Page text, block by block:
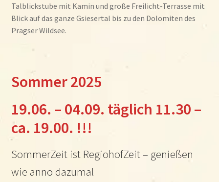
Talblickstube mit Kamin und große Freilicht-Terrasse mit
Blick auf das ganze Gsiesertal bis zu den Dolomiten des
Pragser Wildsee.
Sommer 2025
19.06. – 04.09. täglich 11.30 –
ca. 19.00. !!!
SommerZeit ist RegiohofZeit – genießen
wie anno dazumal